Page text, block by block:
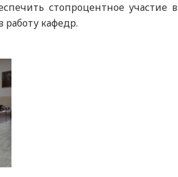
стопроцентное участие в
кафедр.